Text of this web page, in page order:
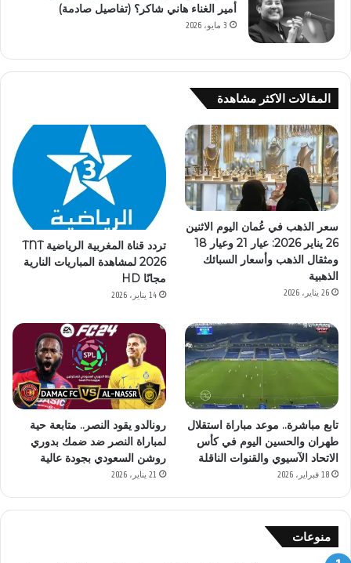
أمير الغناء هاني شاكر؟ (تفاصيل صادمة)
3 مايو، 2026
المقالات الاكثر مشاهدة
سعر الذهب في عُمان اليوم الاثنين
26 يناير 2026: عيار 21 وعيار 18
ومثقال الذهب وأسعار السبائك
الذهبية
26 يناير، 2026
تردد قناة المغربية الرياضية TNT
2026 لمشاهدة المباريات النارية
مجانًا HD
14 يناير، 2026
تابع مباشرة.. موعد مباراة استقلال
طهران والحسين اليوم في كأس
الاتحاد الآسيوي والقنوات الناقلة
18 فبراير، 2026
رونالدو يقود النصر.. متابعة حية
لمباراة النصر ضد ضمك بدوري
روشن السعودي بجودة عالية
21 يناير، 2026
منوعات